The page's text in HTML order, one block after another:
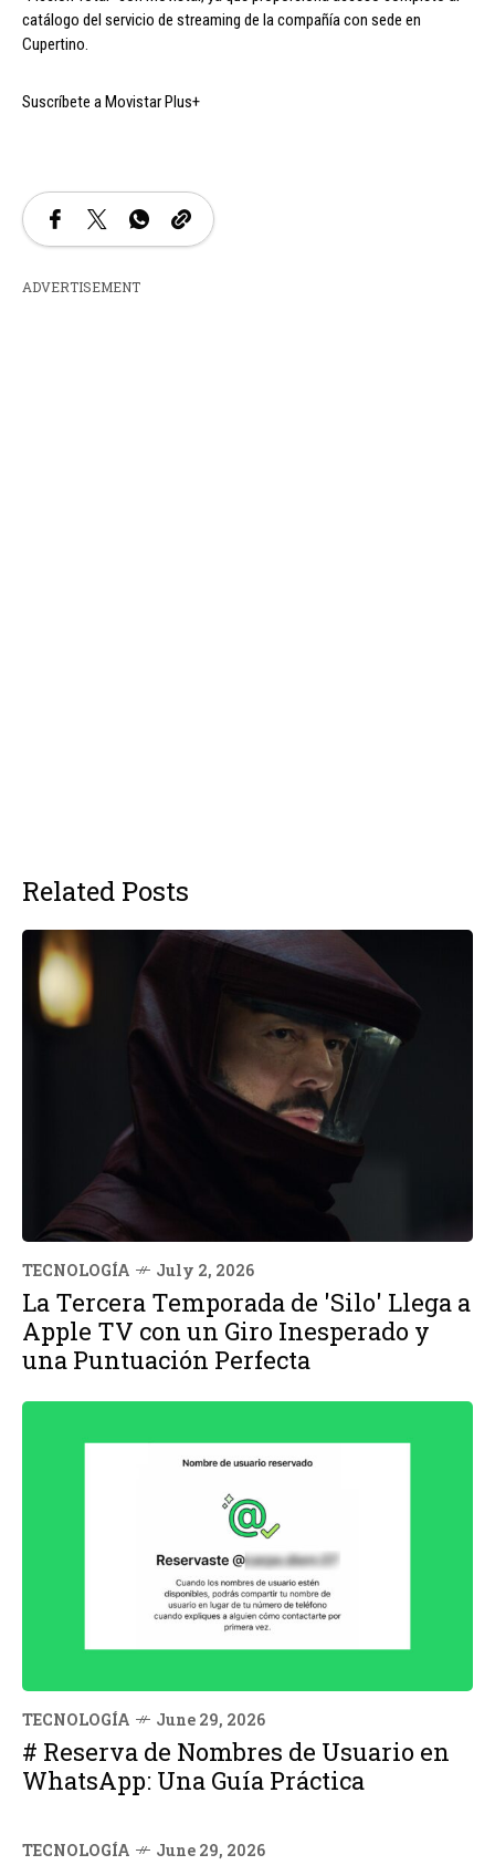
catálogo del servicio de streaming de la compañía con sede en
Cupertino.
Suscríbete a Movistar Plus+
ADVERTISEMENT
Related Posts
TECNOLOGÍA July 2, 2026
La Tercera Temporada de 'Silo' Llega a
Apple TV con un Giro Inesperado y
una Puntuación Perfecta
TECNOLOGÍA June 29, 2026
# Reserva de Nombres de Usuario en
WhatsApp: Una Guía Práctica
TECNOLOGÍA June 29, 2026